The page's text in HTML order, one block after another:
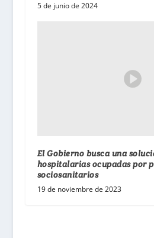
5 de junio de 2024
El Gobierno busca una
hospitalarias ocupadas por
sociosanitarios
19 de noviembre de 2023